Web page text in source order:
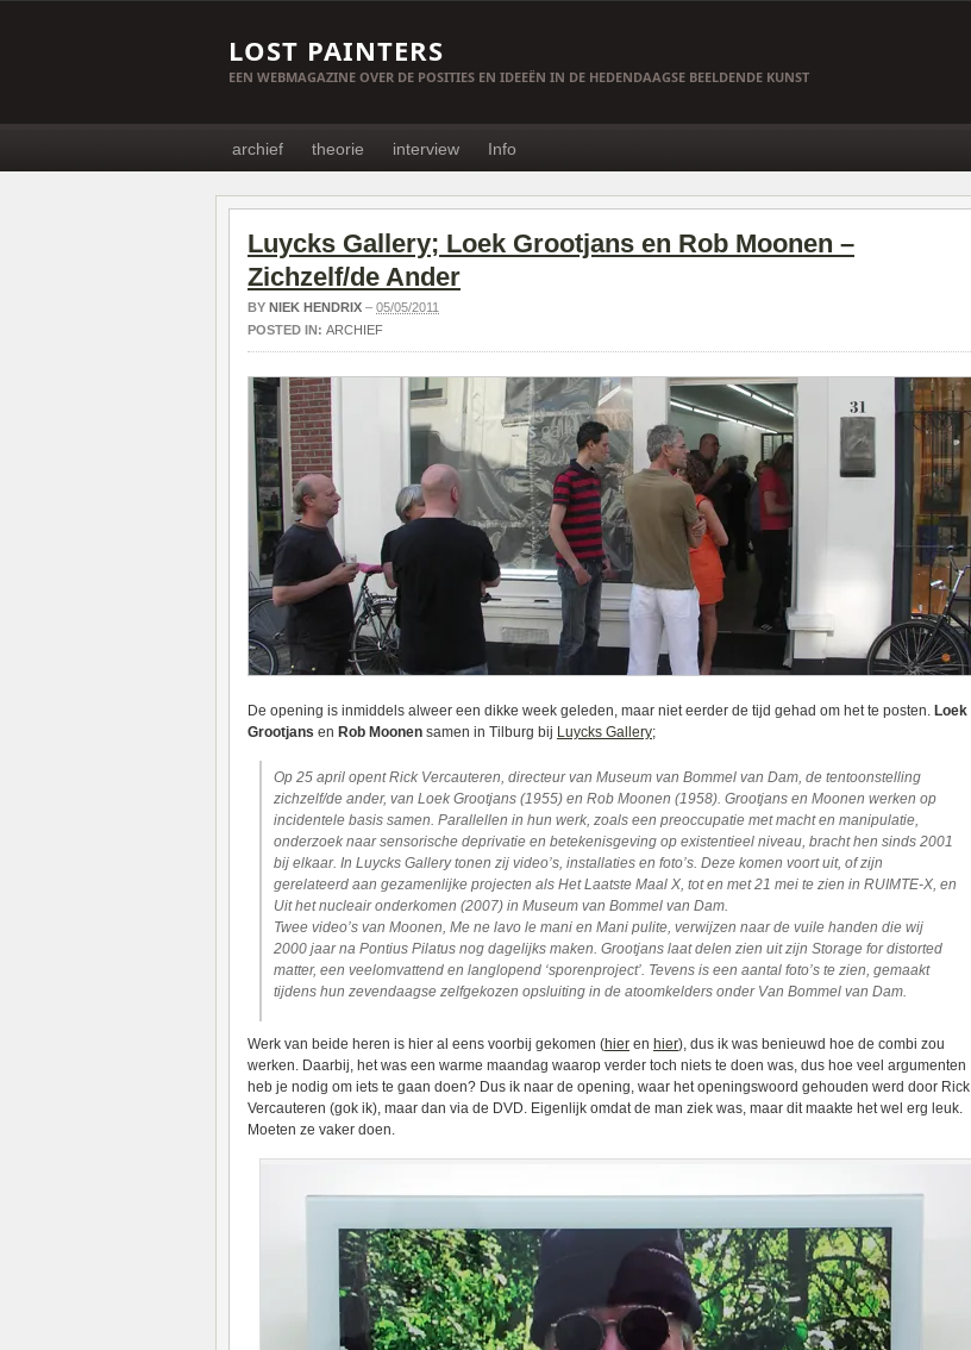
LOST PAINTERS
EEN WEBMAGAZINE OVER DE POSITIES EN IDEEËN IN DE HEDENDAAGSE BEELDENDE KUNST
archief theorie interview Info
Luycks Gallery; Loek Grootjans en Rob Moonen –
Zichzelf/de Ander
BY NIEK HENDRIX – 05/05/2011
POSTED IN: ARCHIEF
De opening is inmiddels alweer een dikke week geleden, maar niet eerder de tijd gehad om het te posten. Loek
Grootjans en Rob Moonen samen in Tilburg bij Luycks Gallery;
Op 25 april opent Rick Vercauteren, directeur van Museum van Bommel van Dam, de tentoonstelling
zichzelf/de ander, van Loek Grootjans (1955) en Rob Moonen (1958). Grootjans en Moonen werken op
incidentele basis samen. Parallellen in hun werk, zoals een preoccupatie met macht en manipulatie,
onderzoek naar sensorische deprivatie en betekenisgeving op existentieel niveau, bracht hen sinds 2001
bij elkaar. In Luycks Gallery tonen zij video’s, installaties en foto’s. Deze komen voort uit, of zijn
gerelateerd aan gezamenlijke projecten als Het Laatste Maal X, tot en met 21 mei te zien in RUIMTE-X, en
Uit het nucleair onderkomen (2007) in Museum van Bommel van Dam.
Twee video’s van Moonen, Me ne lavo le mani en Mani pulite, verwijzen naar de vuile handen die wij
2000 jaar na Pontius Pilatus nog dagelijks maken. Grootjans laat delen zien uit zijn Storage for distorted
matter, een veelomvattend en langlopend ‘sporenproject’. Tevens is een aantal foto’s te zien, gemaakt
tijdens hun zevendaagse zelfgekozen opsluiting in de atoomkelders onder Van Bommel van Dam.
Werk van beide heren is hier al eens voorbij gekomen (hier en hier), dus ik was benieuwd hoe de combi zou
werken. Daarbij, het was een warme maandag waarop verder toch niets te doen was, dus hoe veel argumenten
heb je nodig om iets te gaan doen? Dus ik naar de opening, waar het openingswoord gehouden werd door Rick
Vercauteren (gok ik), maar dan via de DVD. Eigenlijk omdat de man ziek was, maar dit maakte het wel erg leuk.
Moeten ze vaker doen.